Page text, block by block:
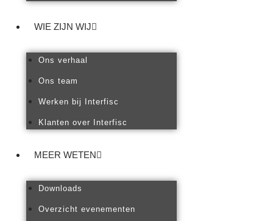
WIE ZIJN WIJ
Ons verhaal
Ons team
Werken bij Interfisc
Klanten over Interfisc
MEER WETEN
Downloads
Overzicht evenementen